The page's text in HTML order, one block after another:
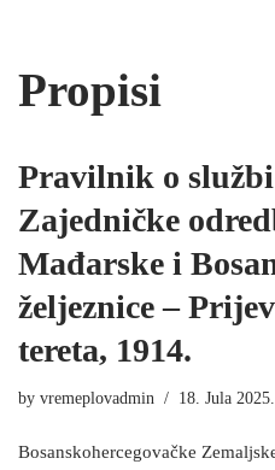
Propisi
Pravilnik o
Zajedničke
Mađarske i
željeznice –
tereta, 1914.
by vremeplovadmin 18. Jula 2025.
Bosanskohercegovačke